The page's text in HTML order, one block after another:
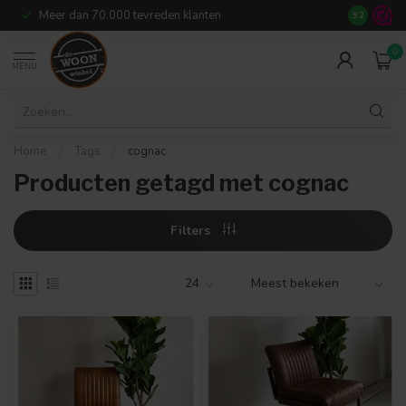
Meer dan 70.000 tevreden klanten 14dagen
9.2
MENU
0
Home Tags cognac
Producten getagd met cognac
Filters